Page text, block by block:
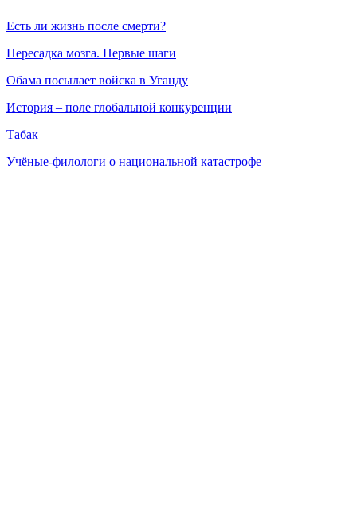
Есть ли жизнь после смерти?
Пересадка мозга. Первые шаги
Обама посылает войска в Уганду
История – поле глобальной конкуренции
Табак
Учёные-филологи о национальной катастрофе